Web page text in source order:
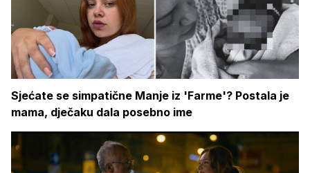
Sjećate se simpatične Manje iz 'Farme'? Postala je
mama, dječaku dala posebno ime